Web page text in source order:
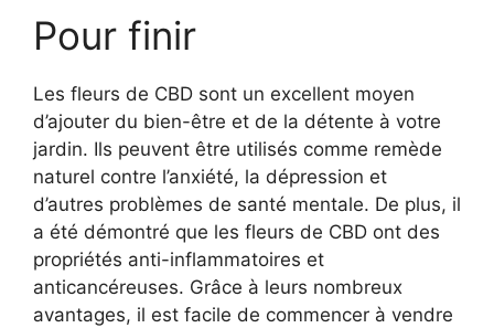
Pour finir
Les fleurs de CBD sont un excellent moyen
d’ajouter du bien-être et de la détente à votre
jardin. Ils peuvent être utilisés comme remède
naturel contre l’anxiété, la dépression et
d’autres problèmes de santé mentale. De plus, il
a été démontré que les fleurs de CBD ont des
propriétés anti-inflammatoires et
anticancéreuses. Grâce à leurs nombreux
avantages, il est facile de commencer à vendre